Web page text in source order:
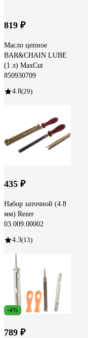
819 ₽
Масло цепное
BAR&CHAIN LUBE
(1 л) MaxCut
850930709
4.8(29)
435 ₽
Набор заточной (4.8
мм) Rezer
03.009.00002
4.3(13)
-4%
789 ₽